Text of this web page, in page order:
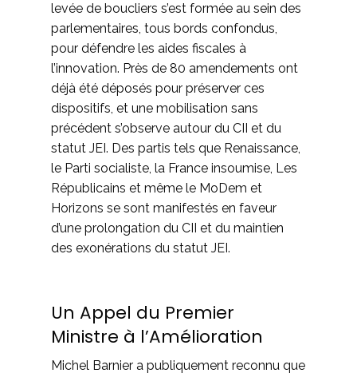
levée de boucliers s’est formée au sein des
parlementaires, tous bords confondus,
pour défendre les aides fiscales à
l’innovation. Près de 80 amendements ont
déjà été déposés pour préserver ces
dispositifs, et une mobilisation sans
précédent s’observe autour du CII et du
statut JEI. Des partis tels que Renaissance,
le Parti socialiste, la France insoumise, Les
Républicains et même le MoDem et
Horizons se sont manifestés en faveur
d’une prolongation du CII et du maintien
des exonérations du statut JEI.
Un Appel du Premier
Ministre à l’Amélioration
Michel Barnier a publiquement reconnu que